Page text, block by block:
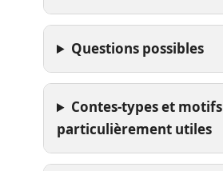
Questions possibles
Contes-types et motifs
particulièrement utiles